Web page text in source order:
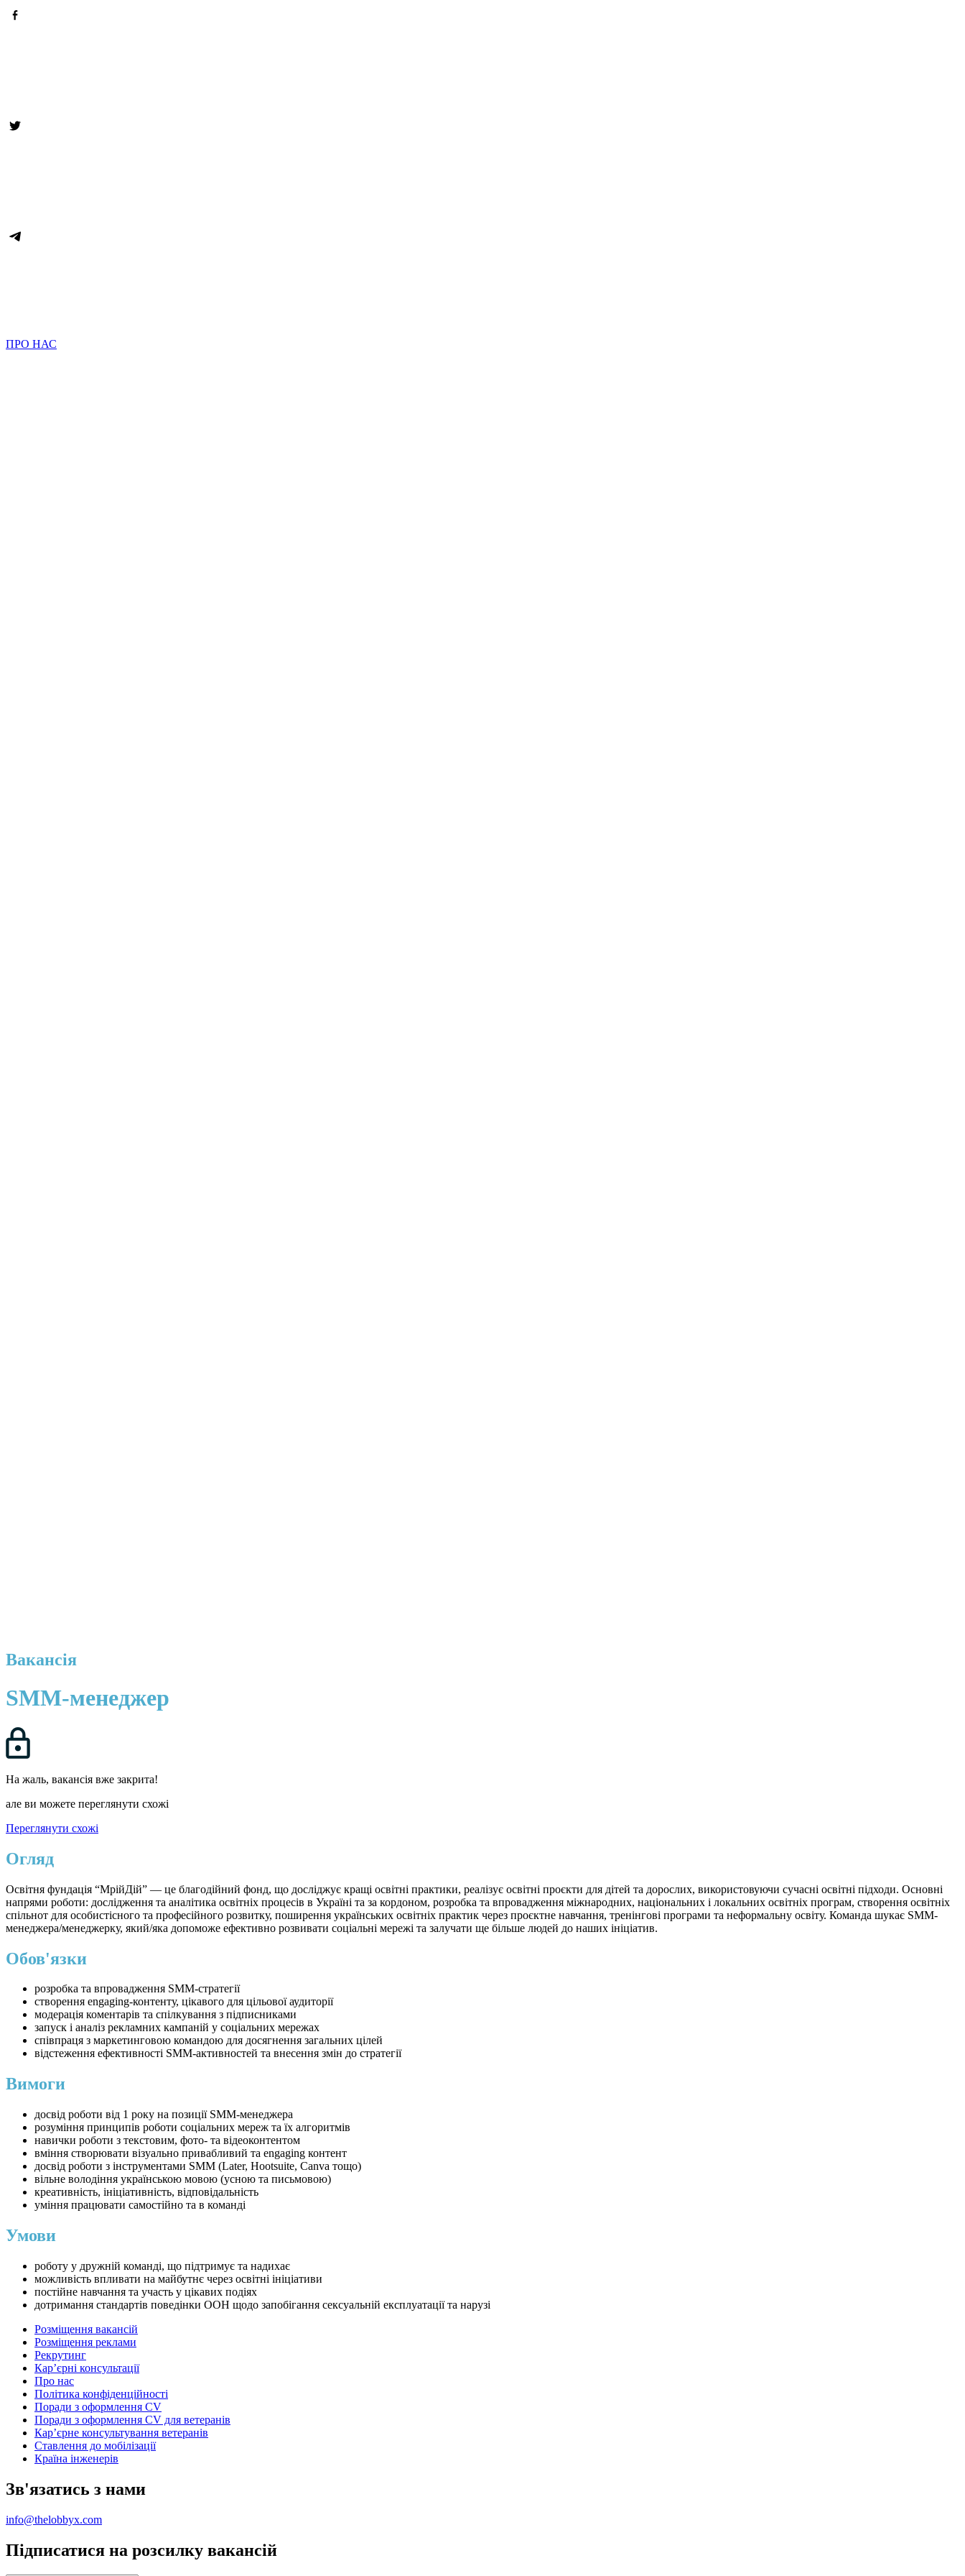
ПРО НАС
Вакансія
SMM-менеджер
На жаль, вакансія вже закрита!
але ви можете переглянути схожі
Переглянути схожі
Огляд
Освітня фундація “МрійДій” — це благодійний фонд, що досліджує кращі освітні практики, реалізує освітні проєкти для дітей та дорослих, використовуючи сучасні освітні підходи. Основні
напрями роботи: дослідження та аналітика освітніх процесів в Україні та за кордоном, розробка та впровадження міжнародних, національних і локальних освітніх програм, створення освітніх
спільнот для особистісного та професійного розвитку, поширення українських освітніх практик через проєктне навчання, тренінгові програми та неформальну освіту. Команда шукає SMM-
менеджера/менеджерку, який/яка допоможе ефективно розвивати соціальні мережі та залучати ще більше людей до наших ініціатив.
Обов'язки
розробка та впровадження SMM-стратегії
створення engaging-контенту, цікавого для цільової аудиторії
модерація коментарів та спілкування з підписниками
запуск і аналіз рекламних кампаній у соціальних мережах
співпраця з маркетинговою командою для досягнення загальних цілей
відстеження ефективності SMM-активностей та внесення змін до стратегії
Вимоги
досвід роботи від 1 року на позиції SMM-менеджера
розуміння принципів роботи соціальних мереж та їх алгоритмів
навички роботи з текстовим, фото- та відеоконтентом
вміння створювати візуально привабливий та engaging контент
досвід роботи з інструментами SMM (Later, Hootsuite, Canva тощо)
вільне володіння українською мовою (усною та письмовою)
креативність, ініціативність, відповідальність
уміння працювати самостійно та в команді
Умови
роботу у дружній команді, що підтримує та надихає
можливість впливати на майбутнє через освітні ініціативи
постійне навчання та участь у цікавих подіях
дотримання стандартів поведінки ООН щодо запобігання сексуальній експлуатації та нарузі
Розміщення вакансій
Розміщення реклами
Рекрутинг
Карʼєрні консультації
Про нас
Політика конфіденційності
Поради з оформлення CV
Поради з оформлення CV для ветеранів
Карʼєрне консультування ветеранів
Ставлення до мобілізації
Країна інженерів
Зв'язатись з нами
info@thelobbyx.com
Підписатися на розсилку вакансій